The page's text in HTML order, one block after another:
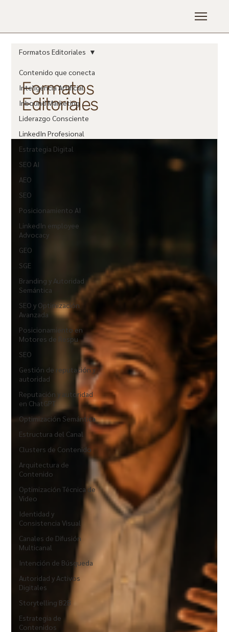
Contenido que conecta
Inteligencia Artificial
Inbound Marketing
Liderazgo Consciente
LinkedIn Profesional
Estrategia Digital
SEO AI
AEO
SEO
Posicionamiento AI
LinkedIn employee
Advocacy
GEO
SGE
Branding y Autoridad
Semántica
SEO y Optimización
Avanzada
Posicionamiento en
Motores de Respu
SEO
Gestión de reputación y
autoridad
Reputación y autoridad
en ChatGPT
Optimización Semántica
Estructura del Canal
Clusters de Contenido
Arquitectura de
Contenido
Optimización Técnica de
Video
Identidad y
Consistencia Visual
Canales de Difusión
Multicanal
Intención de Búsqueda
Autoridad y Activos
Digitales
Storytelling B2B
Estrategia de
Contenidos
Formatos Editoriales
Formatos
Editoriales